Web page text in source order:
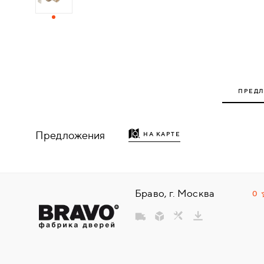
ДЕРЕВЯННЫЕ
НАПОЛЬНЫЕ
Предложения НА КАРТЕ
Браво, г. Москва 0